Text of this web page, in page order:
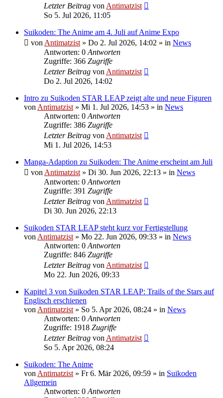
Letzter Beitrag von Antimatzist
So 5. Jul 2026, 11:05
Suikoden: The Anime am 4. Juli auf Anime Expo
von Antimatzist » Do 2. Jul 2026, 14:02 » in News
Antworten: 0 Antworten
Zugriffe: 366 Zugriffe
Letzter Beitrag von Antimatzist
Do 2. Jul 2026, 14:02
Intro zu Suikoden STAR LEAP zeigt alte und neue Figuren
von Antimatzist » Mi 1. Jul 2026, 14:53 » in News
Antworten: 0 Antworten
Zugriffe: 386 Zugriffe
Letzter Beitrag von Antimatzist
Mi 1. Jul 2026, 14:53
Manga-Adaption zu Suikoden: The Anime erscheint am Juli
von Antimatzist » Di 30. Jun 2026, 22:13 » in News
Antworten: 0 Antworten
Zugriffe: 391 Zugriffe
Letzter Beitrag von Antimatzist
Di 30. Jun 2026, 22:13
Suikoden STAR LEAP steht kurz vor Fertigstellung
von Antimatzist » Mo 22. Jun 2026, 09:33 » in News
Antworten: 0 Antworten
Zugriffe: 846 Zugriffe
Letzter Beitrag von Antimatzist
Mo 22. Jun 2026, 09:33
Kapitel 3 von Suikoden STAR LEAP: Trails of the Stars auf
Englisch erschienen
von Antimatzist » So 5. Apr 2026, 08:24 » in News
Antworten: 0 Antworten
Zugriffe: 1918 Zugriffe
Letzter Beitrag von Antimatzist
So 5. Apr 2026, 08:24
Suikoden: The Anime
von Antimatzist » Fr 6. Mär 2026, 09:59 » in Suikoden
Allgemein
Antworten: 0 Antworten